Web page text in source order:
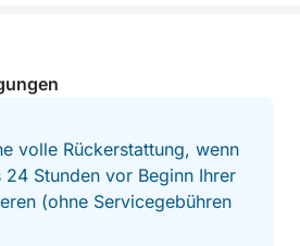
volle Rückerstattung, wenn
24 Stunden vor Beginn Ihrer
(ohne Servicegebühren